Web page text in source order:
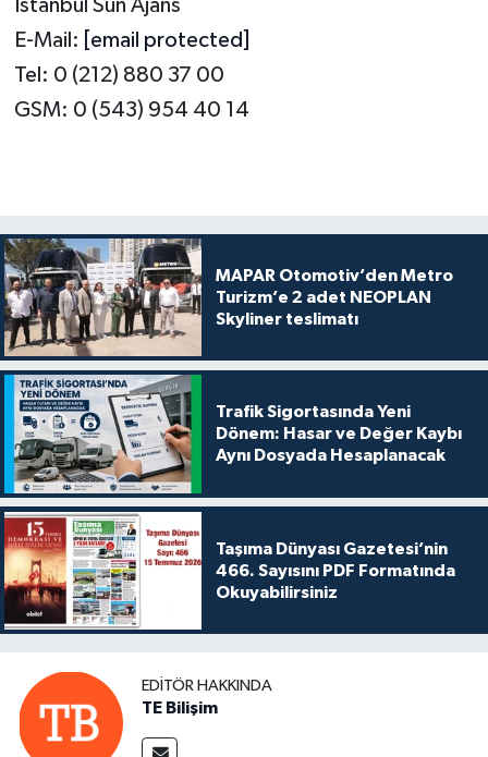
İstanbul Sun Ajans
E-Mail:
[email protected]
Tel: 0 (212) 880 37 00
GSM: 0 (543) 954 40 14
MAPAR Otomotiv’den Metro
Turizm’e 2 adet NEOPLAN
Skyliner teslimatı
Trafik Sigortasında Yeni
Dönem: Hasar ve Değer Kaybı
Aynı Dosyada Hesaplanacak
Taşıma Dünyası Gazetesi’nin
466. Sayısını PDF Formatında
Okuyabilirsiniz
EDITÖR HAKKINDA
TE Bilişim